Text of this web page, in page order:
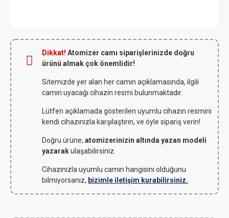
Dikkat! Atomizer camı siparişlerinizde doğru
ürünü almak çok önemlidir!
Sitemizde yer alan her camın açıklamasında, ilgili
camın uyacağı cihazın resmi bulunmaktadır.
Lütfen açıklamada gösterilen uyumlu cihazın resmini
kendi cihazınızla karşılaştırın, ve öyle sipariş verin!
Doğru ürüne, atomizerinizin altında yazan modeli
yazarakulaşabilirsiniz.
Cihazınızla uyumlu camın hangisini olduğunu
bilmiyorsanız, bizimle iletişim kurabilirsiniz.